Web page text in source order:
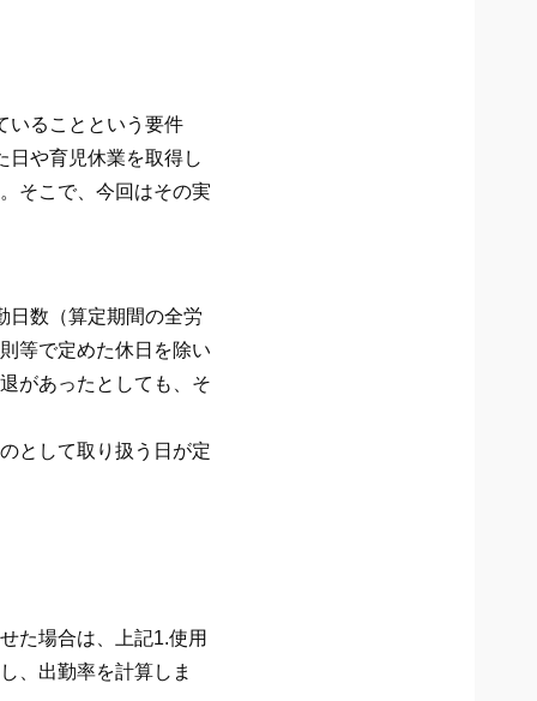
いることという要件
日や育児休業を取得し
そこで、今回はその実
数（算定期間の全労
等で定めた休日を除い
があったとしても、そ
として取り扱う日が定
た場合は、上記1.使用
、出勤率を計算しま